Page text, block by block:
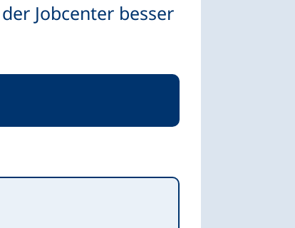
Jobcenter besser